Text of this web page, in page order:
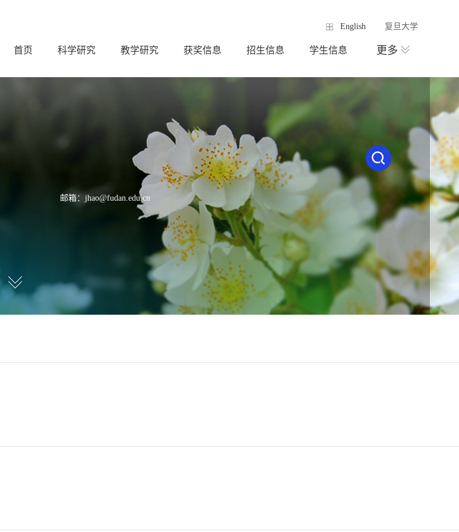
English 复旦大学
首页 科学研究 教学研究 获奖信息 招生信息 学生信息 更多
邮箱：jhao@fudan.edu.cn